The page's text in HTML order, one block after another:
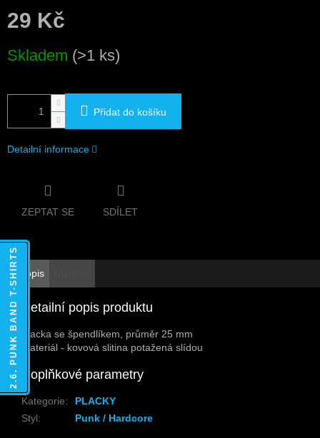
29 Kč
cena:
Skladem (>1 ks)
Přidat do košíku
Detailní informace
ZEPTAT SE SDÍLET
Popis
Detailní popis produktu
Placka se špendlíkem, průměr 25 mm
Materiál - kovová slitina potažená slídou
Doplňkové parametry
Kategorie:
PLACKY
Styl: Punk / Hardcore
2.6. PUNK BAND T-SHIRTS